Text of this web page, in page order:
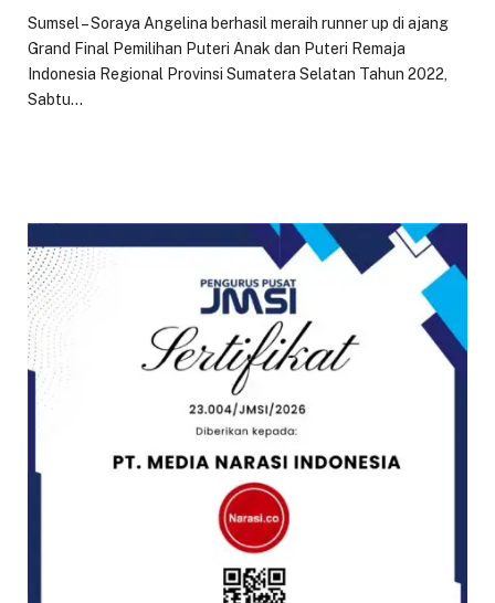
Sumsel – Soraya Angelina berhasil meraih runner up di ajang
Grand Final Pemilihan Puteri Anak dan Puteri Remaja
Indonesia Regional Provinsi Sumatera Selatan Tahun 2022,
Sabtu…